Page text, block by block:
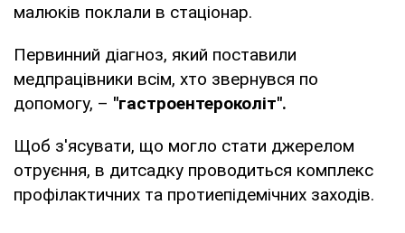
малюків поклали в стаціонар.
Первинний діагноз, який поставили
медпрацівники всім, хто звернувся по
допомогу, – "гастроентероколіт".
Щоб з'ясувати, що могло стати джерелом
отруєння, в дитсадку проводиться комплекс
профілактичних та протиепідемічних заходів.